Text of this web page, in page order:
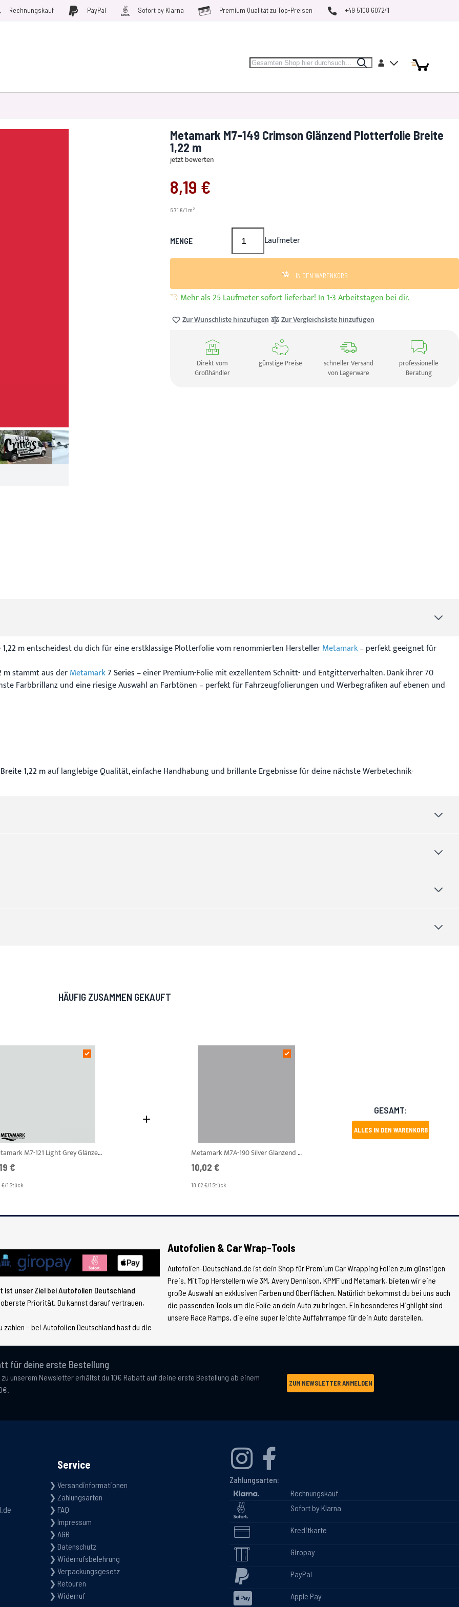
Rechnungskauf PayPal Sofort by Klarna Premium Qualität zu Top-Preisen +49 5108 607241
Search SearchKonto MeinArtikel
Artikel
Metamark M7-149 Crimson Glänzend Plotterfolie Breite
1,22 m
jetzt bewerten
8,19 €
6.71 €/1 m2
MENGE Laufmeter
IN DEN WARENKORB
Mehr als 25 Laufmeter sofort lieferbar! In 1-3 Arbeitstagen bei dir.
Zur Wunschliste hinzufügen Zur Vergleichsliste hinzufügen
Direkt vom
Großhändler
günstige Preise
schneller Versand
von Lagerware
professionelle
Beratung
mentscheidest du dich für eine erstklassige Plotterfolie vom renommierten HerstellerMetamark– perfekt geeignet für
mstammt aus derMetamark7 Series– einer Premium-Folie mit exzellentem Schnitt- und Entgitterverhalten. Dank ihrer 70
Farbbrillanz und eine riesige Auswahl an Farbtönen – perfekt für Fahrzeugfolierungen und Werbegrafiken auf ebenen und
1,22 mauf langlebige Qualität, einfache Handhabung und brillante Ergebnisse für deine nächste Werbetechnik-
HÄUFIG ZUSAMMEN GEKAUFT
Metamark M7-121 Light Grey Glänzend Plotterfolie Breite 1,22 m
€
€/1 Stück
Metamark M7A-190 Silver Glänzend Metascape Plotterfolie Breite 1,22 m
10,02 €
10.02 €/1 Stück
ALLES IN DEN WARENKORB
GESAMT:
unser Ziel bei Autofolien Deutschland
Priorität. Du kannst darauf vertrauen,
– bei Autofolien Deutschland hast du die
Autofolien & Car Wrap-Tools
Autofolien-Deutschland.de ist dein Shop für Premium Car Wrapping Folien zum günstigen
Preis. Mit Top Herstellern wie 3M, Avery Dennison, KPMF und Metamark, bieten wir eine
große Auswahl an exklusiven Farben und Oberflächen. Natürlich bekommst du bei uns auch
die passenden Tools um die Folie an dein Auto zu bringen. Ein besonderes Highlight sind
unsere Race Ramps, die eine super leichte Auffahrrampe für dein Auto darstellen.
für deine erste Bestellung
zu unserem Newsletter erhältst du 10€ Rabatt auf deine erste Bestellung ab einem
ZUM NEWSLETTER ANMELDEN
Service
Versandinformationen
Zahlungsarten
FAQ
Impressum
AGB
Datenschutz
Widerrufsbelehrung
Verpackungsgesetz
Retouren
Widerruf
Zahlungsarten:
Rechnungskauf
Sofort by Klarna
Kreditkarte
Giropay
PayPal
Apple Pay